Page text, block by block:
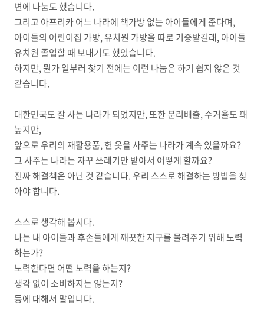
변에 나눔도 했습니다.
그리고 아프리카 어느 나라에 책가방 없는 아이들에게 준다며,
아이들의 어린이집 가방, 유치원 가방을 따로 기증받길래, 아이들
유치원 졸업할 때 보내기도 했었습니다.
하지만, 뭔가 일부러 찾기 전에는 이런 나눔은 하기 쉽지 않은 것
같습니다.
대한민국도 잘 사는 나라가 되었지만, 또한 분리배출, 수거율도 꽤
높지만,
앞으로 우리의 재활용품, 헌 옷을 사주는 나라가 계속 있을까요?
그 사주는 나라는 자꾸 쓰레기만 받아서 어떻게 할까요?
진짜 해결책은 아닌 것 같습니다. 우리 스스로 해결하는 방법을 찾
아야 합니다.
스스로 생각해 봅시다.
나는 내 아이들과 후손들에게 깨끗한 지구를 물려주기 위해 노력
하는가?
노력한다면 어떤 노력을 하는지?
생각 없이 소비하지는 않는지?
등에 대해서 말입니다.